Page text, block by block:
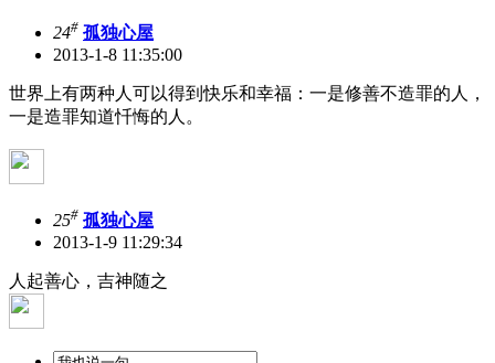
24# 孤独心屋
2013-1-8 11:35:00
世界上有两种人可以得到快乐和幸福：一是修善不造罪的人，
一是造罪知道忏悔的人。
25# 孤独心屋
2013-1-9 11:29:34
人起善心，吉神随之